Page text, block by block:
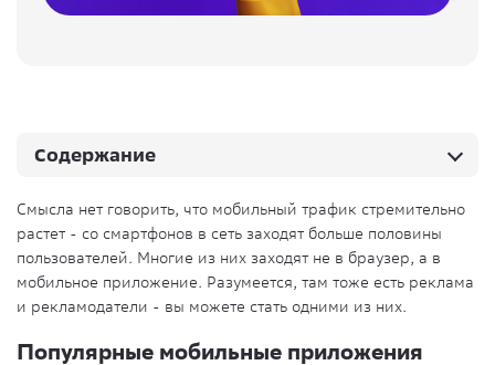
Смысла нет говорить, что мобильный трафик стремительно
растет - со смартфонов в сеть заходят больше половины
пользователей. Многие из них заходят не в браузер, а в
мобильное приложение. Разумеется, там тоже есть реклама
и рекламодатели - вы можете стать одними из них.
Популярные мобильные приложения
Содержание